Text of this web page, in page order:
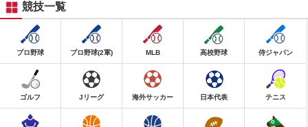
競技一覧
プロ野球 プロ野球(2軍) MLB 高校野球 侍ジャパン
ゴルフ Jリーグ 海外サッカー 日本代表 テニス